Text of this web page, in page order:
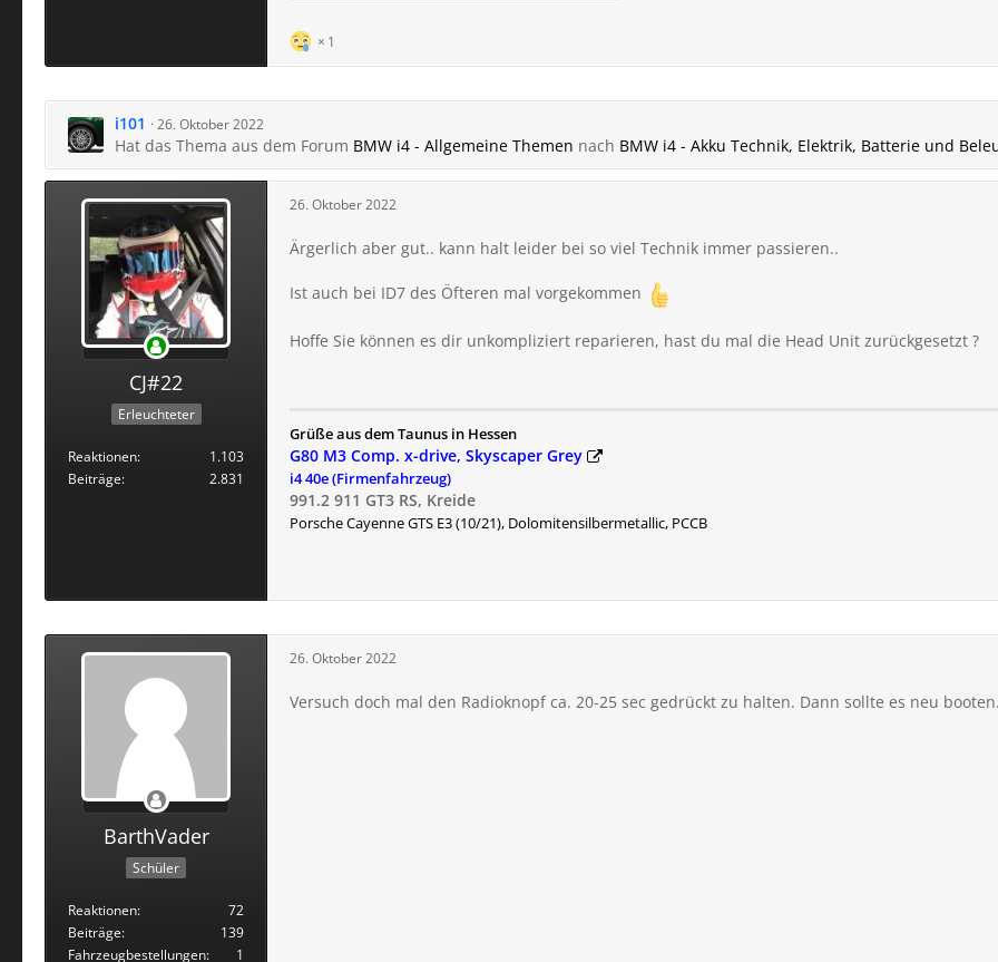
1
i101 26. Oktober 2022
Hat das Thema aus dem Forum BMW i4 - Allgemeine Themen nach BMW i4 - Akku Technik, Elektrik, Batterie und
CJ#22
Erleuchteter
Reaktionen
1.103
Beiträge
2.831
26. Oktober 2022
Ärgerlich aber gut.. kann halt leider bei so viel Technik immer passieren..
Ist auch bei ID7 des Öfteren mal vorgekommen
Hoffe Sie können es dir unkompliziert reparieren, hast du mal die Head Unit zurückgesetzt ?
Grüße aus dem Taunus in Hessen
G80 M3 Comp. x-drive, Skyscaper Grey
i4 40e (Firmenfahrzeug)
991.2 911 GT3 RS, Kreide
PorscheCayenne GTS E3 (10/21), Dolomitensilbermetallic, PCCB
BarthVader
Schüler
Reaktionen
72
Beiträge
139
Fahrzeugbestellungen
1
26. Oktober 2022
Versuch doch mal den Radioknopf ca. 20-25 sec gedrückt zu halten. Dann sollte es neu